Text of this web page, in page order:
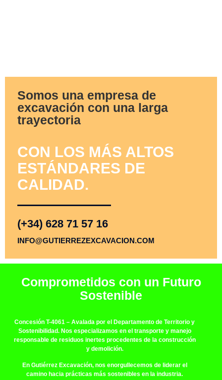
Somos una empresa de
excavación con una larga
trayectoria
CON LOS MÁS ALTOS
ESTÁNDARES DE
CALIDAD.
(+34) 628 71 57 16
INFO@GUTIERREZEXCAVACION.COM
Comprometidos con un Futuro
Sostenible
Concesión T-4061 – Avalada por el Departamento de Territorio y
Sostenibilidad. Nos especializamos en el transporte y manejo
responsable de residuos inertes procedentes de la construcción
y demolición.
En Gutiérrez Excavación, nos enorgullecemos de liderar el
camino hacia prácticas más sostenibles en la industria.